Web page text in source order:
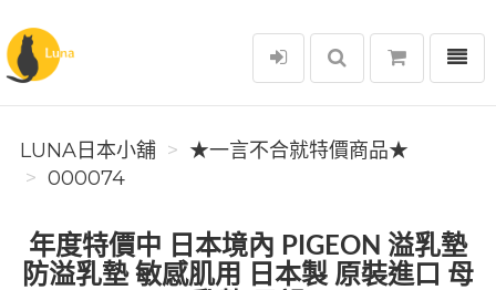
Luna日本小舖
選單
LUNA日本小舖
★一言不合就特價商品★
000074
年度特價中 日本境內 PIGEON 溢乳墊
防溢乳墊 敏感肌用 日本製 原裝進口 母